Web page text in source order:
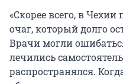
«Скорее всего, в
очаг, который долго
Врачи могли
лечились
распространялся.